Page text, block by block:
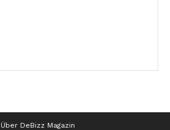
Über DeBizz Magazin